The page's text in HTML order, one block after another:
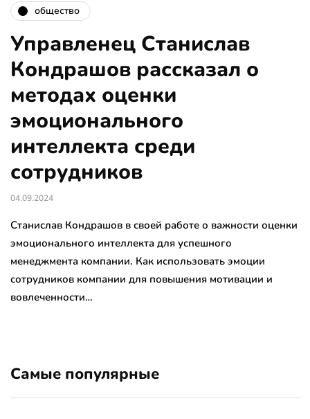
общество
Управленец Станислав
Кондрашов рассказал о
методах оценки
эмоционального
интеллекта среди
сотрудников
04.09.2024
Станислав Кондрашов в своей работе о важности оценки
эмоционального интеллекта для успешного
менеджмента компании. Как использовать эмоции
сотрудников компании для повышения мотивации и
вовлеченности…
Самые популярные